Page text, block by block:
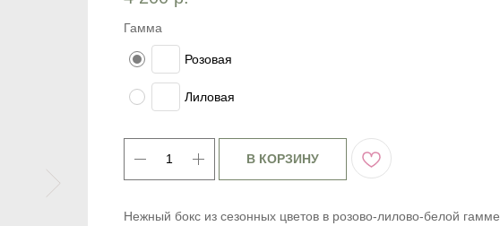
Гамма
Розовая
Лиловая
В КОРЗИНУ
Нежный бокс из сезонных цветов в розово-лилово-белой гамме